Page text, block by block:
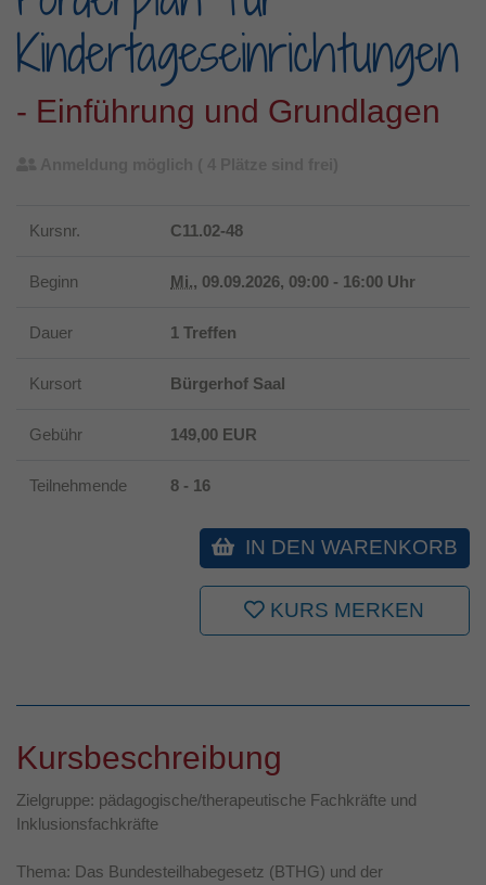
Kindertageseinrichtungen
- Einführung und Grundlagen
Kursnr. C11.02-48
Beginn Mi., 09.09.2026, 09:00 - 16:00 Uhr
Dauer 1 Treffen
Kursort Bürgerhof Saal
Gebühr 149,00 EUR
Teilnehmende 8 - 16
IN DEN WARENKORB
KURS MERKEN
Kursbeschreibung
Zielgruppe: pädagogische/therapeutische Fachkräfte und
Inklusionsfachkräfte
Thema: Das Bundesteilhabegesetz (BTHG) und der